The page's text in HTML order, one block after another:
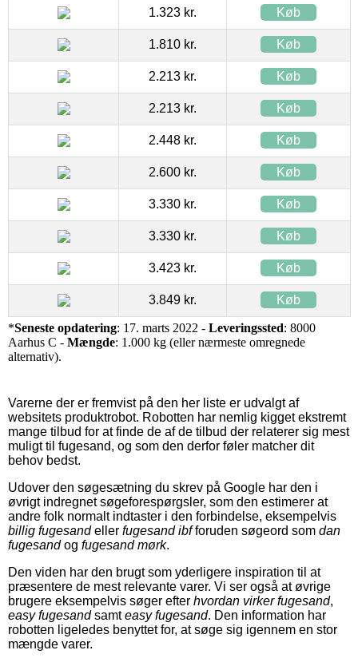
1.323 kr. Køb
1.810 kr. Køb
2.213 kr. Køb
2.213 kr. Køb
2.448 kr. Køb
2.600 kr. Køb
3.330 kr. Køb
3.330 kr. Køb
3.423 kr. Køb
3.849 kr. Køb
*Seneste opdatering: 17. marts 2022 - Leveringssted: 8000
Aarhus C - Mængde: 1.000 kg (eller nærmeste omregnede
alternativ).
Varerne der er fremvist på den her liste er udvalgt af
websitets produktrobot. Robotten har nemlig kigget ekstremt
mange tilbud for at finde de af de tilbud der relaterer sig mest
muligt til fugesand, og som den derfor føler matcher dit
behov bedst.
Udover den søgesætning du skrev på Google har den i
øvrigt indregnet søgeforespørgsler, som den estimerer at
andre folk normalt indtaster i den forbindelse, eksempelvis
billig fugesandeller fugesand ibfforuden søgeord som dan
fugesandog fugesand mørk.
Den viden har den brugt som yderligere inspiration til at
præsentere de mest relevante varer. Vi ser også at øvrige
brugere eksempelvis søger efter hvordan virker fugesand,
easy fugesandsamteasy fugesand. Den information har
robotten ligeledes benyttet for, at søge sig igennem en stor
mængde varer.